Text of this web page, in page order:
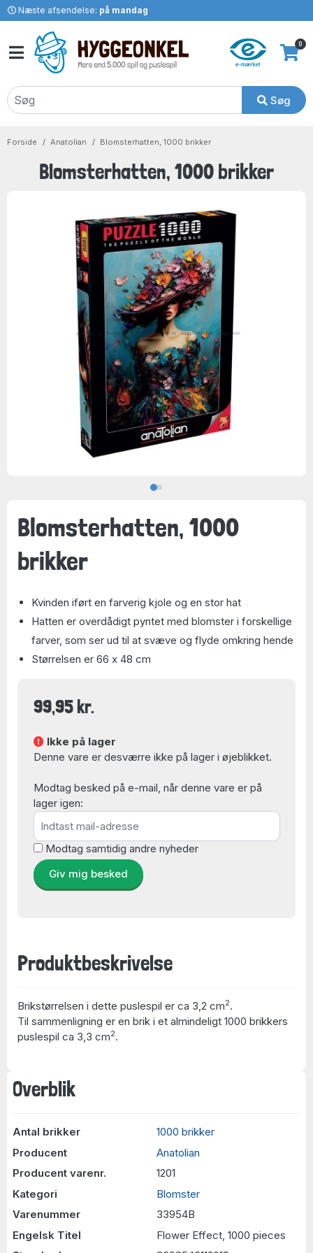
Næste afsendelse: på mandag
Søg
0
Forside Anatolian Blomsterhatten, 1000 brikker
Blomsterhatten, 1000 brikker
Overblik
Antal brikker
1000 brikker
Producent
Anatolian
Producent varenr.
1201
Kategori
Blomster
Varenummer
33954B
Engelsk Titel
Flower Effect, 1000 pieces
Blomsterhatten, 1000
brikker
Kvinden iført en farverig kjole og en stor hat
Hatten er overdådigt pyntet med blomster i forskellige
farver, som ser ud til at svæve og flyde omkring hende
Størrelsen er 66 x 48 cm
99,95 kr.
Ikke på lager
Denne vare er desværre ikke på lager i øjeblikket.
Modtag besked på e-mail, når denne vare er på
lager igen:
Modtag samtidig andre nyheder
Giv mig besked
Produktbeskrivelse
Brikstørrelsen i dette puslespil er ca 3,2 cm2.
Til sammenligning er en brik i et almindeligt 1000 brikkers
puslespil ca 3,3 cm2.